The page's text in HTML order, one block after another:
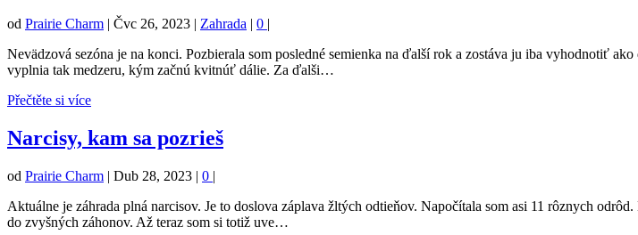
od Prairie Charm Čvc 26, 2023 Zahrada 0
Nevädzová sezóna je na konci. Pozbierala som posledné semienka na ďalší rok a zostáva ju iba vyhodnotiť
vyplnia tak medzeru, kým začnú kvitnúť dálie. Za ďalši…
Přečtěte si více
Narcisy, kam sa pozrieš
od Prairie Charm | Dub 28, 2023 | 0 |
Aktuálne je záhrada plná narcisov. Je to doslova záplava žltých odtieňov. Napočítala som asi 11 rôznych
do zvyšných záhonov. Až teraz som si totiž uve…